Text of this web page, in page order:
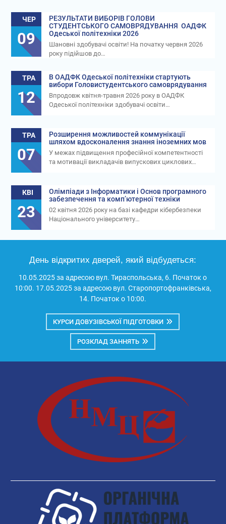
ЧЕР
09
РЕЗУЛЬТАТИ ВИБОРІВ ГОЛОВИ
СТУДЕНТСЬКОГО САМОВРЯДУВАННЯ ОАДФК
Одеської політехніки 2026
Шановні здобувачі освіти! На початку червня 2026
року підійшов до…
ТРА
12
В ОАДФК Одеської політехніки стартують
вибори Головистудентського самоврядування
Впродовж квітня-травня 2026 року в ОАДФК
Одеської політехніки здобувачі освіти…
ТРА
07
Розширення можливостей коммунікації
шляхом вдосконалення знання іноземних мов
У межах підвищення професійної компетентності
та мотивації викладачів випускових циклових…
КВІ
23
Олімпіади з Інформатики і Основ програмного
забезпечення та комп’ютерної техніки
02 квітня 2026 року на базі кафедри кібербезпеки
Національного університету…
День відкритих дверей, який відбудеться:
10.05.2025 за адресою вул. Тираспольська, 6. Початок о
10:00. 17.05.2025 за адресою вул. Старопортофранківська,
14. Початок о 10:00.
КУРСИ ДОВУЗІВСЬКОЇ ПІДГОТОВКИ
РОЗКЛАД ЗАННЯТЬ